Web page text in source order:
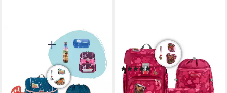
Schulranzen 2IN1 PLUS „Wild
Horse Ronja“, 9-teilig, blau (6-
234,99 € UVP327,96 €
Schulranzen Cloud (5-tlg),
Polyester
(35)
ab 237,80 € UVP289,99 €
-18%